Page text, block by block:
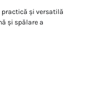
și versatilă
și spălare a